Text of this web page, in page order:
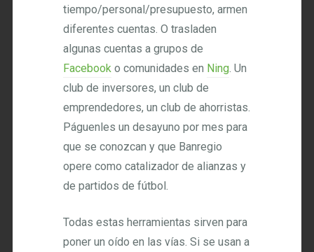
tiempo/personal/presupuesto, armen
diferentes cuentas. O trasladen
algunas cuentas a grupos de
Facebook o comunidades en Ning. Un
club de inversores, un club de
emprendedores, un club de ahorristas.
Páguenles un desayuno por mes para
que se conozcan y que Banregio
opere como catalizador de alianzas y
de partidos de fútbol.
Todas estas herramientas sirven para
poner un oído en las vías. Si se usan a